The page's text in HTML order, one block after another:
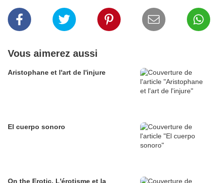
Vous aimerez aussi
Aristophane et l'art de l'injure
El cuerpo sonoro
On the Erotic. L'érotisme et la